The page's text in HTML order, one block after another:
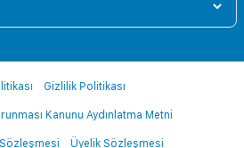
Gizlilik Politikası
Kanunu Aydınlatma Metni
Üyelik Sözleşmesi